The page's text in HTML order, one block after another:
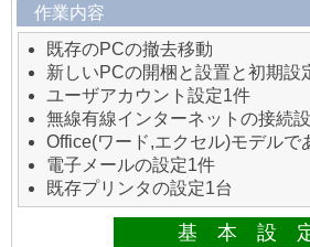
作業内容
既存のPCの撤去移動
新しいPCの開梱と設置と初期設
ユーザアカウント設定1件
無線有線インターネットの接続
Office(ワード,エクセル)モデルで
電子メールの設定1件
既存プリンタの設定1台
基 本 設